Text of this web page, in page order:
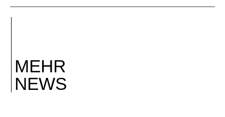
MEHR
NEWS